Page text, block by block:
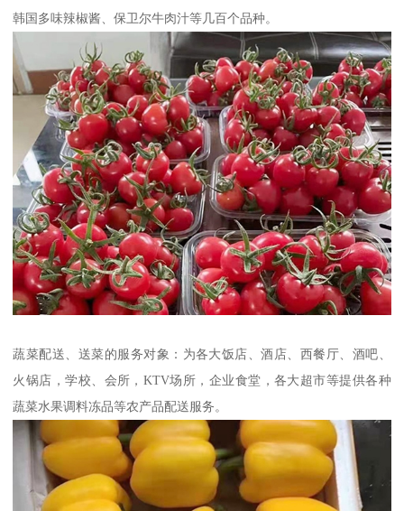
韩国多味辣椒酱、保卫尔牛肉汁等几百个品种。
蔬菜配送、送菜的服务对象：为各大饭店、酒店、西餐厅、酒吧、
火锅店，学校、会所，KTV场所，企业食堂，各大超市等提供各种
蔬菜水果调料冻品等农产品配送服务。